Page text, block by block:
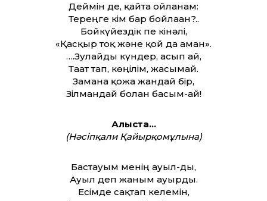
Деймін де, қайта ойланам:
Тереңге кім бар бойлаған?..
Бойкүйездік пе кінәлі,
«Қасқыр тоқ және қой да аман».
….Зулайды күндер, асып ай,
Тағат тап, көңілім, жасымай.
Заманға қожа жандай бір,
Зілмандай болған басым-ай!
Алыста…
(Нәсіпқали Қайырқомұлына)
Бастауым менің ауыл-ды,
Ауыл деп жаным ауырды.
Есімде сақтап келемін,